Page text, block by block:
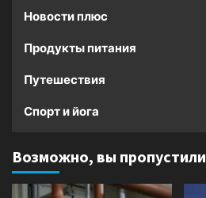
Новости плюс
Продукты питания
Путешествия
Спорт и йога
Возможно, вы пропустили